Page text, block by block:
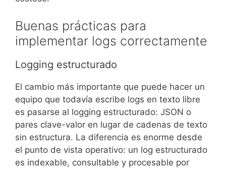
Buenas prácticas para
implementar logs correctamente
Logging estructurado
El cambio más importante que puede hacer un
equipo que todavía escribe logs en texto libre
es pasarse al logging estructurado: JSON o
pares clave-valor en lugar de cadenas de texto
sin estructura. La diferencia es enorme desde
el punto de vista operativo: un log estructurado
es indexable, consultable y procesable por